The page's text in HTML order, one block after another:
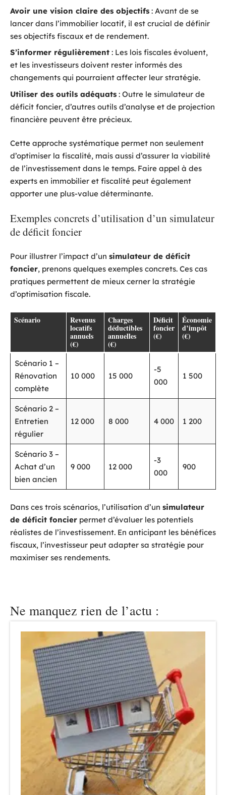
Avoir une vision claire des objectifs : Avant de se
lancer dans l’immobilier locatif, il est crucial de définir
ses objectifs fiscaux et de rendement.
S’informer régulièrement : Les lois fiscales évoluent,
et les investisseurs doivent rester informés des
changements qui pourraient affecter leur stratégie.
Utiliser des outils adéquats : Outre le simulateur de
déficit foncier, d’autres outils d’analyse et de projection
financière peuvent être précieux.
Cette approche systématique permet non seulement
d’optimiser la fiscalité, mais aussi d’assurer la viabilité
de l’investissement dans le temps. Faire appel à des
experts en immobilier et fiscalité peut également
apporter une plus-value déterminante.
Exemples concrets d’utilisation d’un simulateur
de déficit foncier
Pour illustrer l’impact d’un simulateur de déficit
foncier, prenons quelques exemples concrets. Ces cas
pratiques permettent de mieux cerner la stratégie
d’optimisation fiscale.
Scénario Revenus
locatifs
annuels
(€)
Charges
déductibles
annuelles
(€)
Déficit
foncier
(€)
Économie
d’impôt
(€)
Scénario 1 –
Rénovation
complète
10 000 15 000
-5
000
1 500
Scénario 2 –
Entretien
régulier
12 000 8 000 4 000 1 200
Scénario 3 –
Achat d’un
bien ancien
9 000 12 000
-3
000
900
Dans ces trois scénarios, l’utilisation d’un simulateur
de déficit foncier permet d’évaluer les potentiels
réalistes de l’investissement. En anticipant les bénéfices
fiscaux, l’investisseur peut adapter sa stratégie pour
maximiser ses rendements.
Ne manquez rien de l’actu :